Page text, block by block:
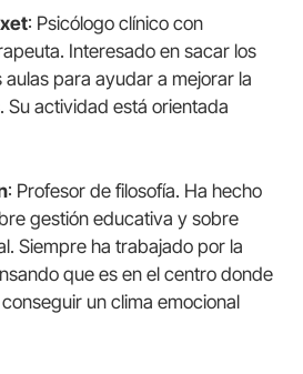
: Psicólogo clínico con
Interesado en sacar los
para ayudar a mejorar la
Su actividad está orientada
: Profesor de filosofía. Ha hecho
gestión educativa y sobre
Siempre ha trabajado por la
que es en el centro donde
un clima emocional